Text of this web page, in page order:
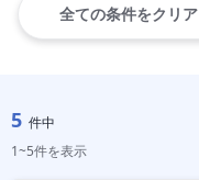
全ての条件をクリア
5 件中
1~5件を表示